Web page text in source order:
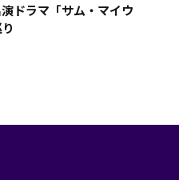
ドラマ「サム・マイウ